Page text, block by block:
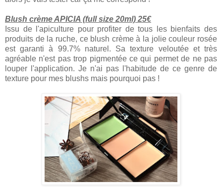
Blush crème APICIA (full size 20ml) 25€
Issu de l'apiculture pour profiter de tous les bienfaits des
produits de la ruche, ce blush crème à la jolie couleur rosée
est garanti à 99.7% naturel. Sa texture veloutée et très
agréable n'est pas trop pigmentée ce qui permet de ne pas
louper l'application. Je n'ai pas l'habitude de ce genre de
texture pour mes blushs mais pourquoi pas !